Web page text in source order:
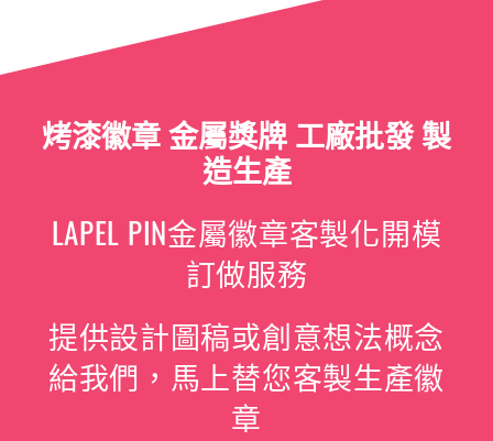
烤漆徽章 金屬獎牌 工廠批發 製
造生產
LAPEL PIN金屬徽章客製化開模
訂做服務
提供設計圖稿或創意想法概念
給我們，馬上替您客製生產徽
章